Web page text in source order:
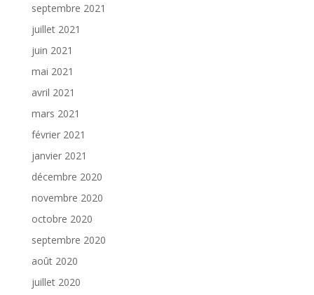
septembre 2021
juillet 2021
juin 2021
mai 2021
avril 2021
mars 2021
février 2021
janvier 2021
décembre 2020
novembre 2020
octobre 2020
septembre 2020
août 2020
juillet 2020